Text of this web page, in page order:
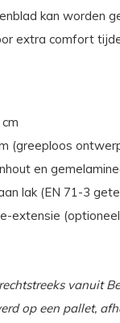
kan worden
extra comfort
(greeploos
en
lak (EN 71-3
extensie
vanuit
op een pallet,